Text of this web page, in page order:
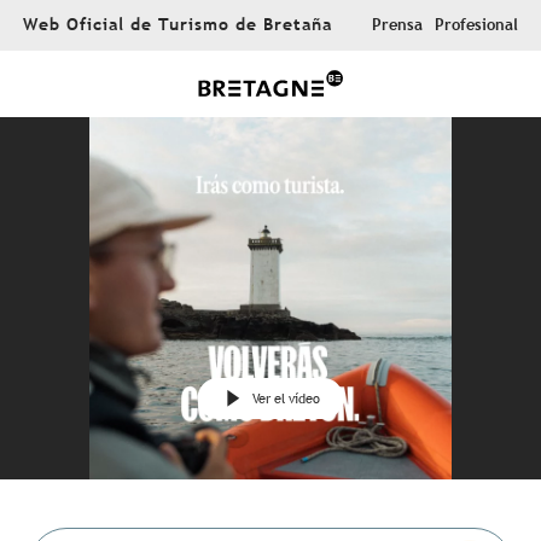
AllerWeb Oficial de Turismo de Bretaña Prensa Profesional
Ver el vídeo